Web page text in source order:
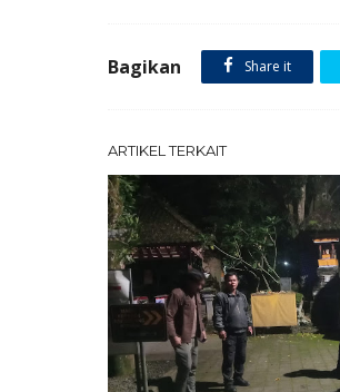
Bagikan Share it
ARTIKEL TERKAIT